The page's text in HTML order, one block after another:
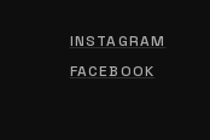
INSTAGRAM
FACEBOOK